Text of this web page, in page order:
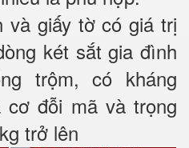
giấy tờ có giá trị
két sắt gia đình
trộm, có kháng
cơ đỗi mã và trọng
trở lên